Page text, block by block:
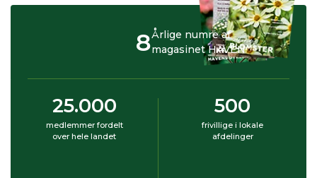
Årlige numre af
magasinet HAVEN
8
25.000
medlemmer fordelt
over hele landet
500
frivillige i lokale
afdelinger